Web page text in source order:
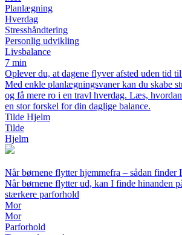
Planlægning
Hverdag
Stresshåndtering
Personlig udvikling
Livsbalance
7 min
Oplever du, at dagene flyver afsted uden tid
Med enkle planlægningsvaner kan du skabe
og få mere ro i en travl hverdag. Læs,
en stor forskel for din daglige balance.
Tilde Hjelm
Tilde
Hjelm
Når børnene flytter hjemmefra – sådan finder
Når børnene flytter ud, kan I finde hinanden
stærkere parforhold
Mor
Mor
Parforhold